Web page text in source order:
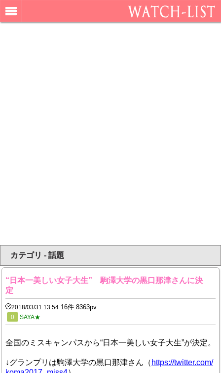
カテゴリ - 話題
“日本一美しい女子大生” 駒澤大学の黒口那津さんに決
定
2018/03/31 13:54 16件 8363pv
0 SAYA★
全国のミスキャンパスから“日本一美しい女子大生”が決定。
↓グランプリは駒澤大学の黒口那津さん（ https://twitter.com/